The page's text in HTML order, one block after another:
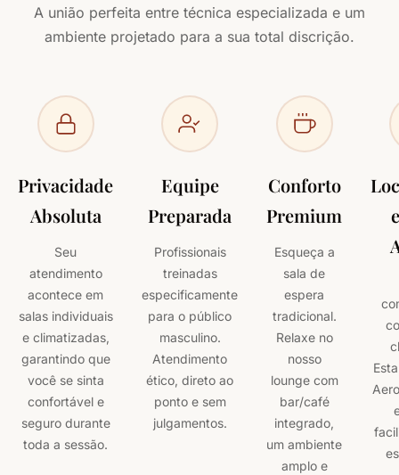
A união perfeita entre técnica especializada e um
ambiente projetado para a sua total discrição.
Privacidade
Absoluta
Seu
atendimento
acontece em
salas individuais
e climatizadas,
garantindo que
você se sinta
confortável e
seguro durante
toda a sessão.
Equipe
Preparada
Profissionais
treinadas
especificamente
para o público
masculino.
Atendimento
ético, direto ao
ponto e sem
julgamentos.
Conforto
Premium
Esqueça a
sala de
espera
tradicional.
Relaxe no
nosso
lounge com
bar/café
integrado,
um ambiente
amplo e